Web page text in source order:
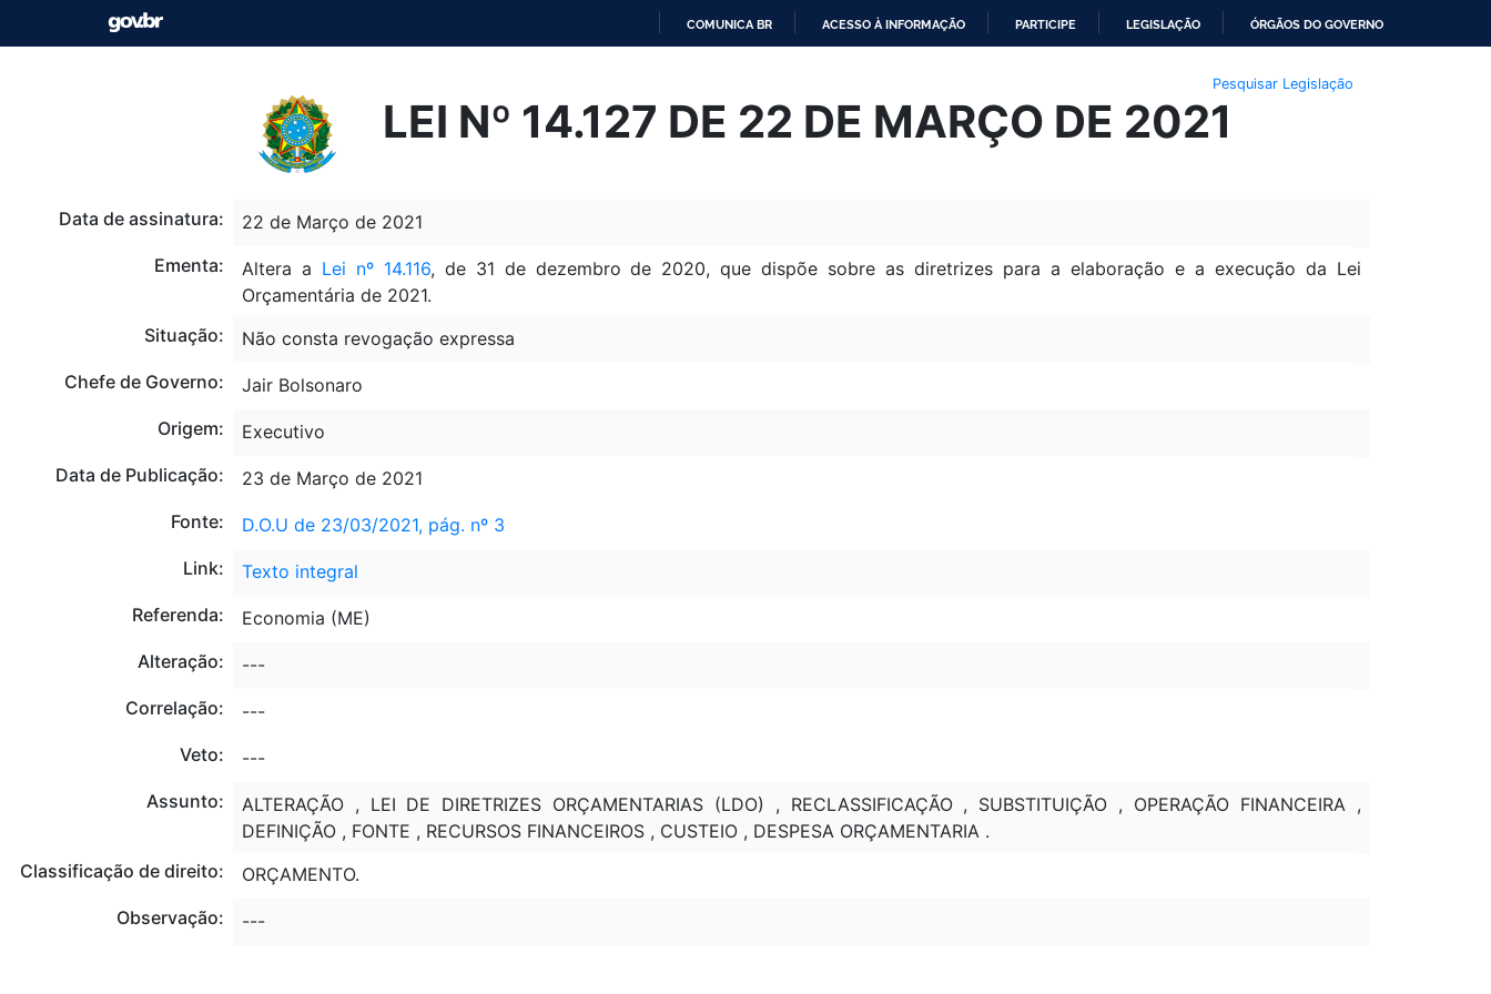
O
CONTEÚDO
COMUNICA BR ACESSO À INFORMAÇÃO PARTICIPE LEGISLAÇÃO ÓRGÃOS DO GOVERNO
Pesquisar Legislação
LEI Nº 14.127 DE 22 DE MARÇO DE 2021
Data de assinatura:
22 de Março de 2021
Ementa:
Altera a Lei nº 14.116, de 31 de dezembro de 2020, que dispõe sobre as diretrizes para a elaboração e a execução da Lei
Orçamentária de 2021.
Situação:
Não consta revogação expressa
Chefe de Governo:
Jair Bolsonaro
Origem:
Executivo
Data de Publicação:
23 de Março de 2021
Fonte:
D.O.U de 23/03/2021, pág. nº 3
Link:
Texto integral
Referenda:
Economia (ME)
Alteração:
---
Correlação:
---
Veto:
---
Assunto:
ALTERAÇÃO , LEI DE DIRETRIZES ORÇAMENTARIAS (LDO) , RECLASSIFICAÇÃO , SUBSTITUIÇÃO , OPERAÇÃO FINANCEIRA ,
DEFINIÇÃO , FONTE , RECURSOS FINANCEIROS , CUSTEIO , DESPESA ORÇAMENTARIA .
Classificação de direito:
ORÇAMENTO.
Observação:
---